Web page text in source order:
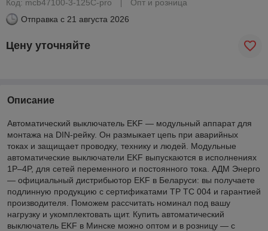
Код: mcb47100-3-125C-pro
Опт и розница
Отправка с 21 августа 2026
Цену уточняйте
Описание
Автоматический выключатель EKF — модульный аппарат для
монтажа на DIN-рейку. Он размыкает цепь при аварийных
токах и защищает проводку, технику и людей. Модульные
автоматические выключатели EKF выпускаются в исполнениях
1P–4P, для сетей переменного и постоянного тока. АДМ Энерго
— официальный дистрибьютор EKF в Беларуси: вы получаете
подлинную продукцию с сертификатами ТР ТС 004 и гарантией
производителя. Поможем рассчитать номинал под вашу
нагрузку и укомплектовать щит. Купить автоматический
выключатель EKF в Минске можно оптом и в розницу — с